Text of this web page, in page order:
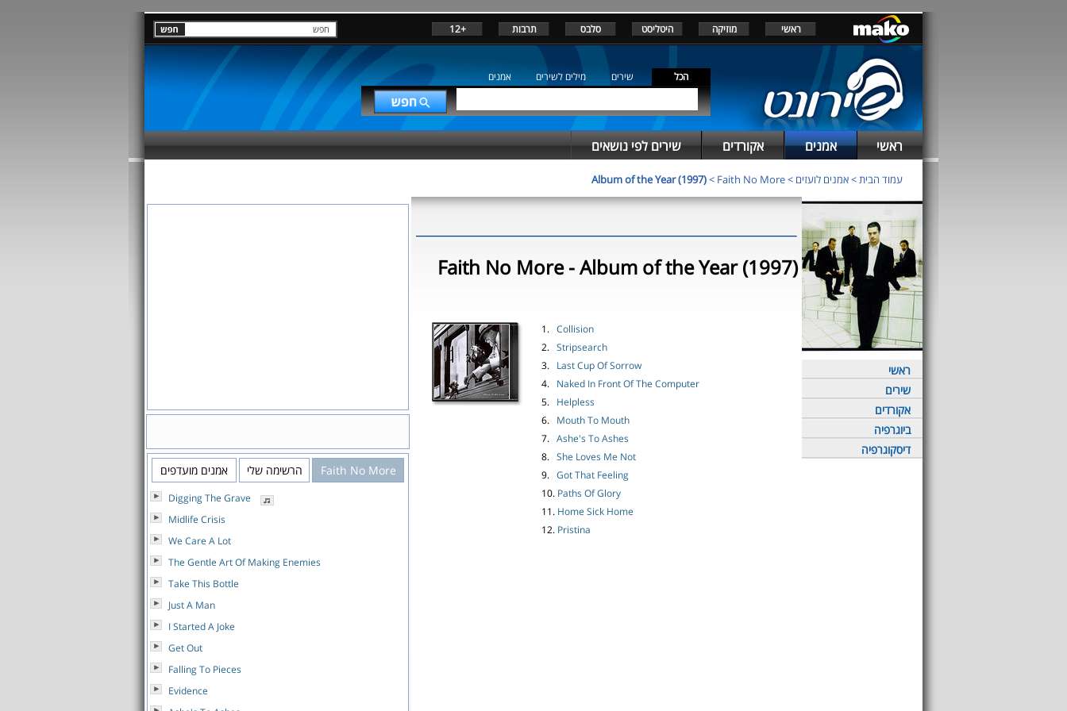
ראשי מוזיקה היטליסט סלבס תרבות +12
הכל שירים מילים לשירים אמנים
ראשי אמנים אקורדים שירים לפי נושאים
עמוד הבית>אמנים לועזים >
Faith No More
>
Album of the Year (1997)
ראשי
שירים
אקורדים
ביוגרפיה
דיסקוגרפיה
Faith No More - Album of the Year (1997)
1. Collision
2. Stripsearch
3. Last Cup Of Sorrow
4. Naked In Front Of The Computer
5. Helpless
6. Mouth To Mouth
7. Ashe's To Ashes
8. She Loves Me Not
9. Got That Feeling
10. Paths Of Glory
11. Home Sick Home
12. Pristina
Faith No More הרשימה שלי אמנים מועדפים
Digging The Grave
Midlife Crisis
We Care A Lot
The Gentle Art Of Making Enemies
Take This Bottle
Just A Man
I Started A Joke
Get Out
Falling To Pieces
Evidence